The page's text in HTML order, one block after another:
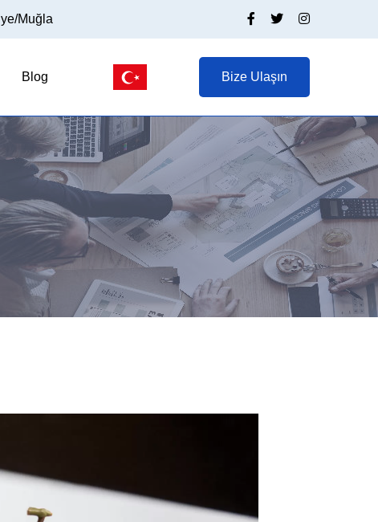
Muğla
Blog Bize Ulaşın